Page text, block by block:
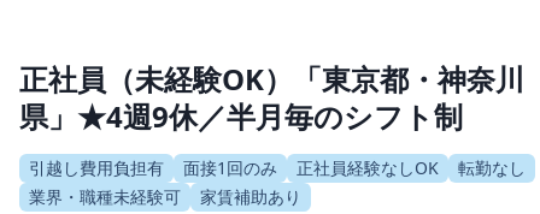
正社員（未経験OK）「東京都・神奈川
県」★4週9休／半月毎のシフト制
引越し費用負担有 面接1回のみ 正社員経験なしOK
転勤なし
業界・職種未経験可
家賃補助あり